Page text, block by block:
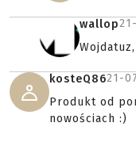
wallop
kosteQ8621-
Produkt od
nowościach :)